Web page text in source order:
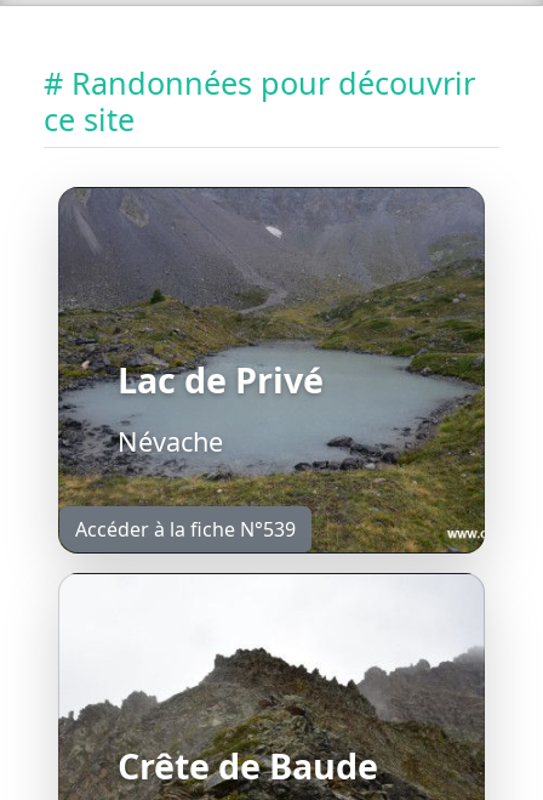
# Randonnées pour découvrir
ce site
Lac de Privé
Névache
Accéder à la fiche N°539
Crête de Baude